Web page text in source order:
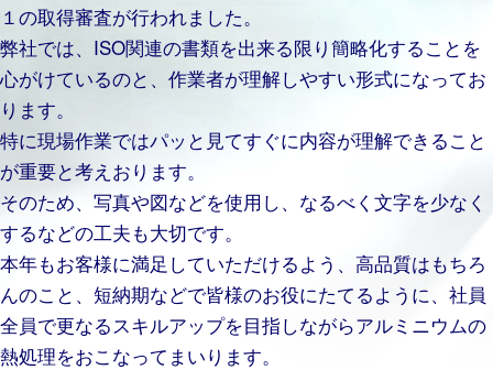
１の取得審査が行われました。
弊社では、ISO関連の書類を出来る限り簡略化することを
心がけているのと、作業者が理解しやすい形式になってお
ります。
特に現場作業ではパッと見てすぐに内容が理解できること
が重要と考えおります。
そのため、写真や図などを使用し、なるべく文字を少なく
するなどの工夫も大切です。
本年もお客様に満足していただけるよう、高品質はもちろ
んのこと、短納期などで皆様のお役にたてるように、社員
全員で更なるスキルアップを目指しながらアルミニウムの
熱処理をおこなってまいります。